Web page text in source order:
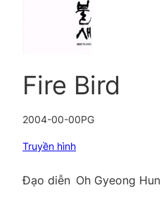
Fire Bird
2004-00-00PG
Truyền hình
Đạo diễn Oh Gyeong Hun